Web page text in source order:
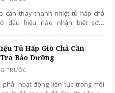
cần thay thanh nhiệt tủ hấp chả
dấu hiệu nào nhận biết sớm
này sẽ giúp bạn hiểu rõ từ A - Z
dễ hình dung và áp dụng ngay.
Tủ Hấp Giò Chả Cần
Bảo Dưỡng
phải hoạt động liên tục trong môi